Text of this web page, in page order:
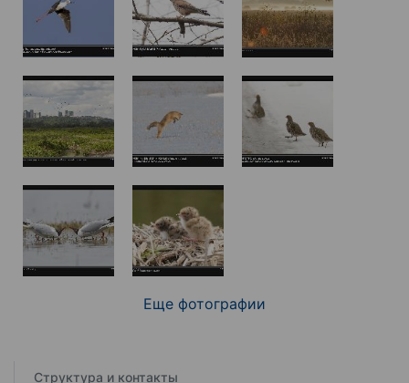
Еще фотографии
Структура и контакты